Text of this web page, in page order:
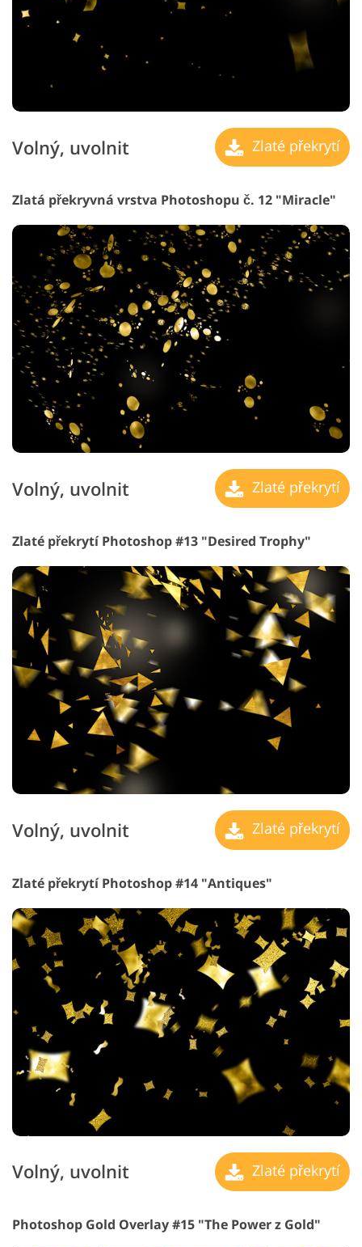
Volný, uvolnit Zlaté překrytí
Zlatá překryvná vrstva Photoshopu č. 12 "Miracle"
Volný, uvolnit Zlaté překrytí
Zlaté překrytí Photoshop #13 "Desired Trophy"
Volný, uvolnit Zlaté překrytí
Zlaté překrytí Photoshop #14 "Antiques"
Volný, uvolnit Zlaté překrytí
Photoshop Gold Overlay #15 "The Power z Gold"